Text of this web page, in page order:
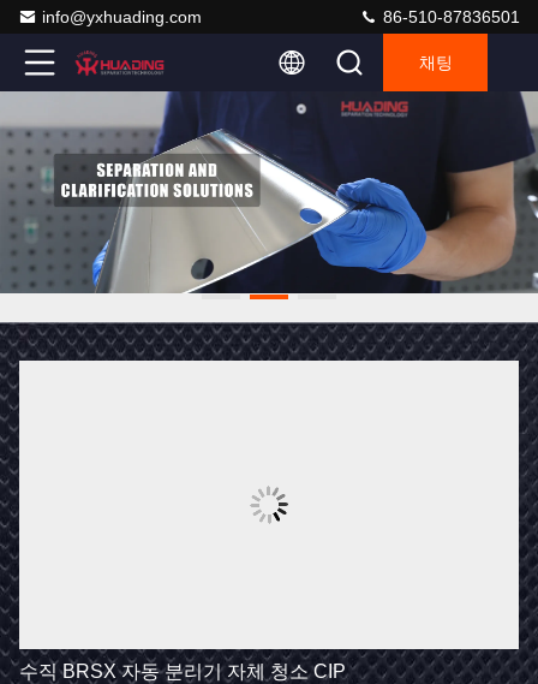
info@yxhuading.com 86-510-87836501
채팅
수직 BRSX 자동 분리기 자체 청소 CIP